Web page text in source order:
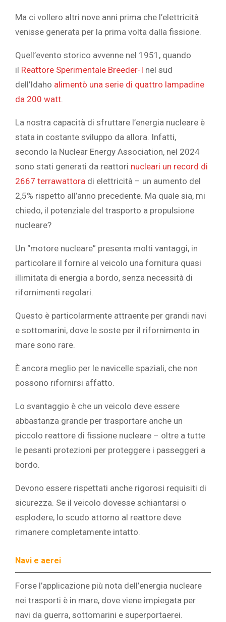
Ma ci vollero altri nove anni prima che l’elettricità
venisse generata per la prima volta dalla fissione.
Quell’evento storico avvenne nel 1951, quando
il Reattore Sperimentale Breeder-I nel sud
dell’Idaho alimentò una serie di quattro lampadine
da 200 watt.
La nostra capacità di sfruttare l’energia nucleare è
stata in costante sviluppo da allora. Infatti,
secondo la Nuclear Energy Association, nel 2024
sono stati generati da reattori nucleari un record di
2667 terrawattora di elettricità – un aumento del
2,5% rispetto all’anno precedente. Ma quale sia, mi
chiedo, il potenziale del trasporto a propulsione
nucleare?
Un “motore nucleare” presenta molti vantaggi, in
particolare il fornire al veicolo una fornitura quasi
illimitata di energia a bordo, senza necessità di
rifornimenti regolari.
Questo è particolarmente attraente per grandi navi
e sottomarini, dove le soste per il rifornimento in
mare sono rare.
È ancora meglio per le navicelle spaziali, che non
possono rifornirsi affatto.
Lo svantaggio è che un veicolo deve essere
abbastanza grande per trasportare anche un
piccolo reattore di fissione nucleare – oltre a tutte
le pesanti protezioni per proteggere i passeggeri a
bordo.
Devono essere rispettati anche rigorosi requisiti di
sicurezza. Se il veicolo dovesse schiantarsi o
esplodere, lo scudo attorno al reattore deve
rimanere completamente intatto.
Navi e aerei
Forse l’applicazione più nota dell’energia nucleare
nei trasporti è in mare, dove viene impiegata per
navi da guerra, sottomarini e superportaerei.